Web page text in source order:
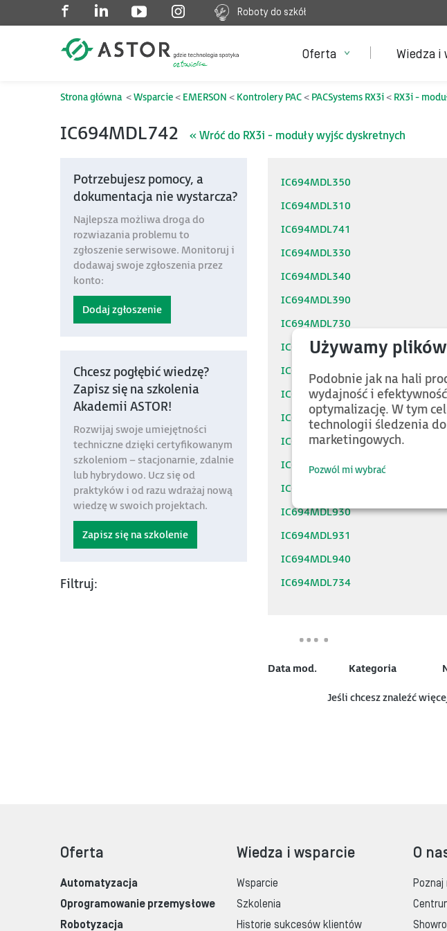
Roboty do szkół
Oferta Wiedza i
Strona główna Wsparcie EMERSON Kontrolery PAC PACSystems RX3i RX3i -
IC694MDL742 « Wróć do RX3i - moduły wyjśc dyskretnych
Potrzebujesz pomocy, a
dokumentacja nie wystarcza?
Najlepsza możliwa droga do
rozwiazania problemu to
zgłoszenie serwisowe. Monitoruj i
dodawaj swoje zgłoszenia przez
konto:
Dodaj zgłoszenie
Chcesz pogłębić wiedzę?
Zapisz się na szkolenia
Akademii ASTOR!
Rozwijaj swoje umiejętności
techniczne dzięki certyfikowanym
szkoleniom – stacjonarnie, zdalnie
lub hybrydowo. Ucz się od
praktyków i od razu wdrażaj nową
wiedzę w swoich projektach.
Zapisz się na szkolenie
Filtruj:
IC694MDL350
IC694MDL310
IC694MDL741
IC694MDL330
IC694MDL340
IC694MDL390
IC694MDL730
IC694MDL732
IC694MDL740
IC694MDL742
IC694MDL752
IC694MDL753
IC694MDL754
IC694MDL916
IC694MDL930
IC694MDL931
IC694MDL940
IC694MDL734
Data mod. Kategoria
Jeśli chcesz znaleźć
Oferta
Automatyzacja
Oprogramowanie przemysłowe
Robotyzacja
Wiedza i wsparcie
Wsparcie
Szkolenia
Historie sukcesów klientów
O
Poznaj
Podobnie jak na hali
wydajność i
optymalizację. W tym
technologii śledzenia
marketingowych.
Pozwól mi wybrać